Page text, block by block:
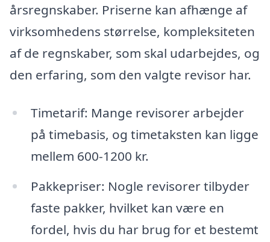
årsregnskaber. Priserne kan afhænge af
virksomhedens størrelse, kompleksiteten
af de regnskaber, som skal udarbejdes, og
den erfaring, som den valgte revisor har.
Timetarif: Mange revisorer arbejder
på timebasis, og timetaksten kan ligge
mellem 600-1200 kr.
Pakkepriser: Nogle revisorer tilbyder
faste pakker, hvilket kan være en
fordel, hvis du har brug for et bestemt